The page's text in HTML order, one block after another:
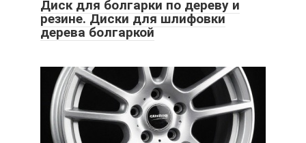
Диск для болгарки по дереву и
резине. Диски для шлифовки
дерева болгаркой